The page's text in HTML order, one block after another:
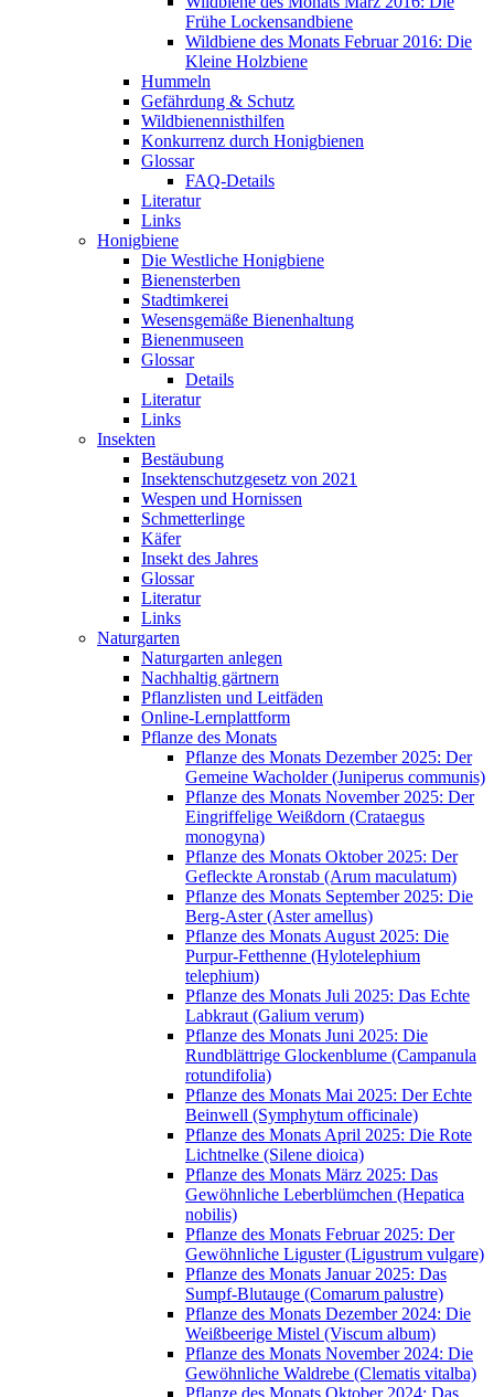
Frühe Lockensandbiene
Wildbiene des Monats Februar 2016: Die
Kleine Holzbiene
Hummeln
Gefährdung & Schutz
Wildbienennisthilfen
Konkurrenz durch Honigbienen
Glossar
FAQ-Details
Literatur
Links
Honigbiene
Die Westliche Honigbiene
Bienensterben
Stadtimkerei
Wesensgemäße Bienenhaltung
Bienenmuseen
Glossar
Details
Literatur
Links
Insekten
Bestäubung
Insektenschutzgesetz von 2021
Wespen und Hornissen
Schmetterlinge
Käfer
Insekt des Jahres
Glossar
Literatur
Links
Naturgarten
Naturgarten anlegen
Nachhaltig gärtnern
Pflanzlisten und Leitfäden
Online-Lernplattform
Pflanze des Monats
Pflanze des Monats Dezember 2025: Der
Gemeine Wacholder (Juniperus communis)
Pflanze des Monats November 2025: Der
Eingriffelige Weißdorn (Crataegus
monogyna)
Pflanze des Monats Oktober 2025: Der
Gefleckte Aronstab (Arum maculatum)
Pflanze des Monats September 2025: Die
Berg-Aster (Aster amellus)
Pflanze des Monats August 2025: Die
Purpur-Fetthenne (Hylotelephium
telephium)
Pflanze des Monats Juli 2025: Das Echte
Labkraut (Galium verum)
Pflanze des Monats Juni 2025: Die
Rundblättrige Glockenblume (Campanula
rotundifolia)
Pflanze des Monats Mai 2025: Der Echte
Beinwell (Symphytum officinale)
Pflanze des Monats April 2025: Die Rote
Lichtnelke (Silene dioica)
Pflanze des Monats März 2025: Das
Gewöhnliche Leberblümchen (Hepatica
nobilis)
Pflanze des Monats Februar 2025: Der
Gewöhnliche Liguster (Ligustrum vulgare)
Pflanze des Monats Januar 2025: Das
Sumpf-Blutauge (Comarum palustre)
Pflanze des Monats Dezember 2024: Die
Weißbeerige Mistel (Viscum album)
Pflanze des Monats November 2024: Die
Gewöhnliche Waldrebe (Clematis vitalba)
Pflanze des Monats Oktober 2024: Das